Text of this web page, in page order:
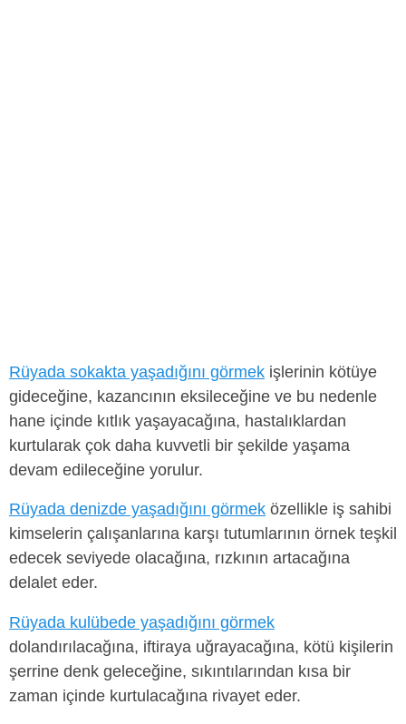
Rüyada sokakta yaşadığını görmek işlerinin kötüye
gideceğine, kazancının eksileceğine ve bu nedenle
hane içinde kıtlık yaşayacağına, hastalıklardan
kurtularak çok daha kuvvetli bir şekilde yaşama
devam edileceğine yorulur.
Rüyada denizde yaşadığını görmek özellikle iş sahibi
kimselerin çalışanlarına karşı tutumlarının örnek teşkil
edecek seviyede olacağına, rızkının artacağına
delalet eder.
Rüyada kulübede yaşadığını görmek
dolandırılacağına, iftiraya uğrayacağına, kötü kişilerin
şerrine denk geleceğine, sıkıntılarından kısa bir
zaman içinde kurtulacağına rivayet eder.